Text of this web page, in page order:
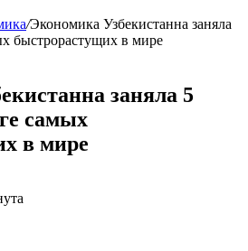
/Экономика Узбекистанна заняла
быстрорастущих в мире
заняла 5
самых
в мире